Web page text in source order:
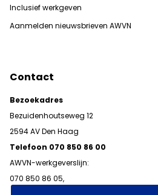
Inclusief werkgeven
Aanmelden nieuwsbrieven AWVN
Contact
Bezoekadres
Bezuidenhoutseweg 12
2594 AV Den Haag
Telefoon 070 850 86 00
AWVN-werkgeverslijn:
070 850 86 05,